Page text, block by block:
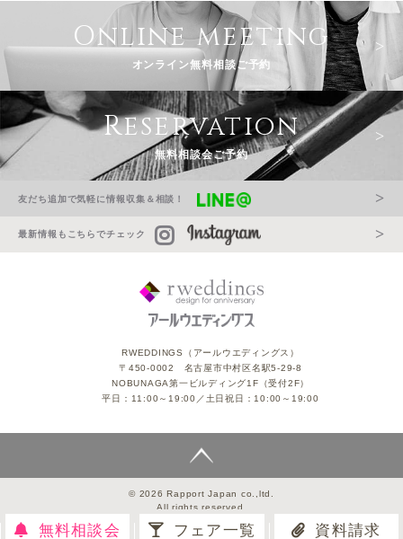
無料相談会 フェア一覧 資料請求
Online meeting
オンライン無料相談ご予約
Reservation
無料相談会ご予約
友だち追加で気軽に情報収集＆相談！
最新情報もこちらでチェック
RWEDDINGS（アールウエディングス）
〒450-0002 名古屋市中村区名駅5-29-8
NOBUNAGA第一ビルディング1F（受付2F）
平日：11:00～19:00／土日祝日：10:00～19:00
© 2026 Rapport Japan co.,ltd.
All rights reserved.